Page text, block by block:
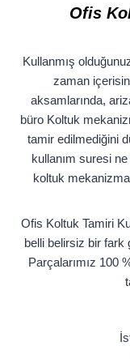
Ofis
Kullanmış
zaman
aksamlarında,
büro Koltuk
tamir edilmediğini
kullanım suresi
koltuk mekanizma
Ofis Koltuk Tamiri
belli belirsiz bir fark
Parçalarımız 100